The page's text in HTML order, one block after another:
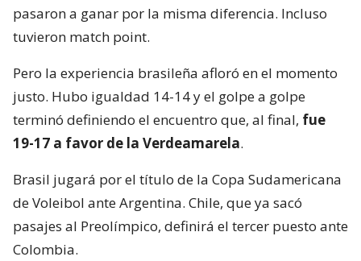
pasaron a ganar por la misma diferencia. Incluso
tuvieron match point.
Pero la experiencia brasileña afloró en el momento
justo. Hubo igualdad 14-14 y el golpe a golpe
terminó definiendo el encuentro que, al final, fue
19-17 a favor de la Verdeamarela.
Brasil jugará por el título de la Copa Sudamericana
de Voleibol ante Argentina. Chile, que ya sacó
pasajes al Preolímpico, definirá el tercer puesto ante
Colombia.